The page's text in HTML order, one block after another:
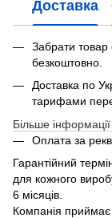
Доставка
Забрати
безкоштовно.
Доставка по
тарифами
Більше
Оплата за
Гарантійний
для кожного
6 місяців.
Компанія приймає